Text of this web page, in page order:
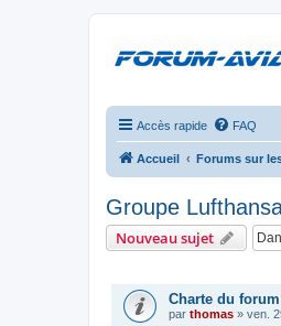
Accès rapide FAQ
Accueil Forums sur
Groupe
Nouveau sujet
Charte du forum
par thomas » ven.